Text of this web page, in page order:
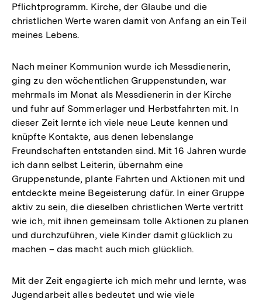
Pflichtprogramm. Kirche, der Glaube und die
christlichen Werte waren damit von Anfang an ein Teil
meines Lebens.
Nach meiner Kommunion wurde ich Messdienerin,
ging zu den wöchentlichen Gruppenstunden, war
mehrmals im Monat als Messdienerin in der Kirche
und fuhr auf Sommerlager und Herbstfahrten mit. In
dieser Zeit lernte ich viele neue Leute kennen und
knüpfte Kontakte, aus denen lebenslange
Freundschaften entstanden sind. Mit 16 Jahren wurde
ich dann selbst Leiterin, übernahm eine
Gruppenstunde, plante Fahrten und Aktionen mit und
entdeckte meine Begeisterung dafür. In einer Gruppe
aktiv zu sein, die dieselben christlichen Werte vertritt
wie ich, mit ihnen gemeinsam tolle Aktionen zu planen
und durchzuführen, viele Kinder damit glücklich zu
machen – das macht auch mich glücklich.
Mit der Zeit engagierte ich mich mehr und lernte, was
Jugendarbeit alles bedeutet und wie viele